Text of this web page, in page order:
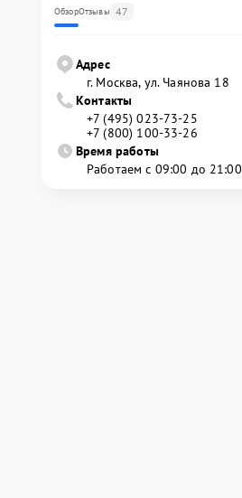
ОбзорОтзывы 47
Адрес
г. Москва, ул. Чаянова 18
Контакты
+7 (495) 023-73-25
+7 (800) 100-33-26
Время работы
Работаем с 09:00 до 21:00